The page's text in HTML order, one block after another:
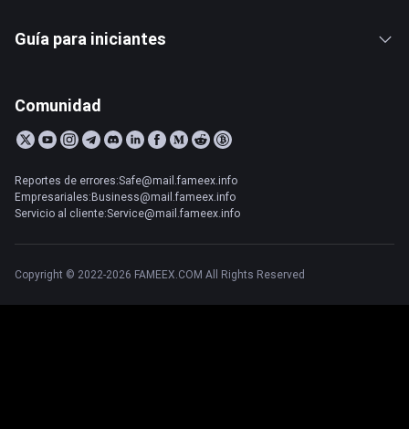
Guía para iniciantes
Comunidad
Reportes de errores:Safe@mail.fameex.info
Empresariales:Business@mail.fameex.info
Servicio al cliente:Service@mail.fameex.info
Copyright © 2022-2026 FAMEEX.COM All Rights Reserved